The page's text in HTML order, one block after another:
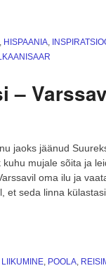
HISPAANIA,
–
jaoks jäänud
mujale sõita ja
oma ilu ja
et seda linna
LIIKUMINE, POOLA,